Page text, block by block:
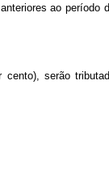
anterioresao período d
cento), serão tribu